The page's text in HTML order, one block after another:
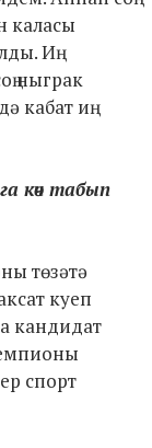
каласы
Иң
ныграк
кабат иң
көч табып
төзәтә
куеп
кандидат
спорт